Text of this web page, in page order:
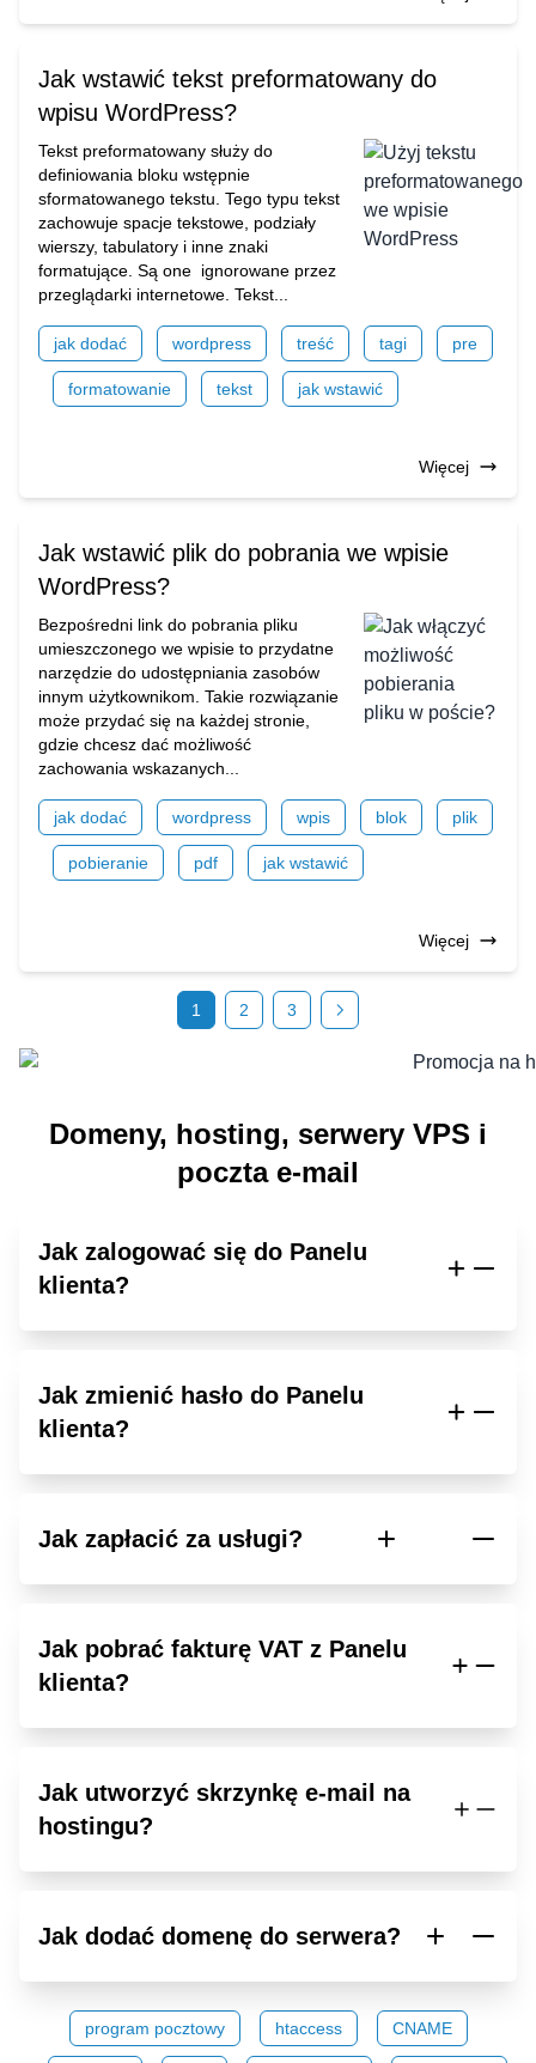
Jak wstawić tekst preformatowany do
wpisu WordPress?
Tekst preformatowany służy do
definiowania bloku wstępnie
sformatowanego tekstu. Tego typu tekst
zachowuje spacje tekstowe, podziały
wierszy, tabulatory i inne znaki
formatujące. Są one ignorowane przez
przeglądarki internetowe. Tekst...
jak dodać wordpress treść tagi pre
formatowanie tekst jak wstawić
Więcej
Jak wstawić plik do pobrania we wpisie
WordPress?
Bezpośredni link do pobrania pliku
umieszczonego we wpisie to przydatne
narzędzie do udostępniania zasobów
innym użytkownikom. Takie rozwiązanie
może przydać się na każdej stronie,
gdzie chcesz dać możliwość
zachowania wskazanych...
jak dodać wordpress wpis blok plik
pobieranie pdf jak wstawić
Więcej
1 2 3
Domeny, hosting, serwery VPS i
poczta e-mail
Jak zalogować się do Panelu
klienta?
Jak zmienić hasło do Panelu
klienta?
Jak zapłacić za usługi?
Jak pobrać fakturę VAT z Panelu
klienta?
Jak utworzyć skrzynkę e-mail na
hostingu?
Jak dodać domenę do serwera?
program pocztowy htaccess CNAME